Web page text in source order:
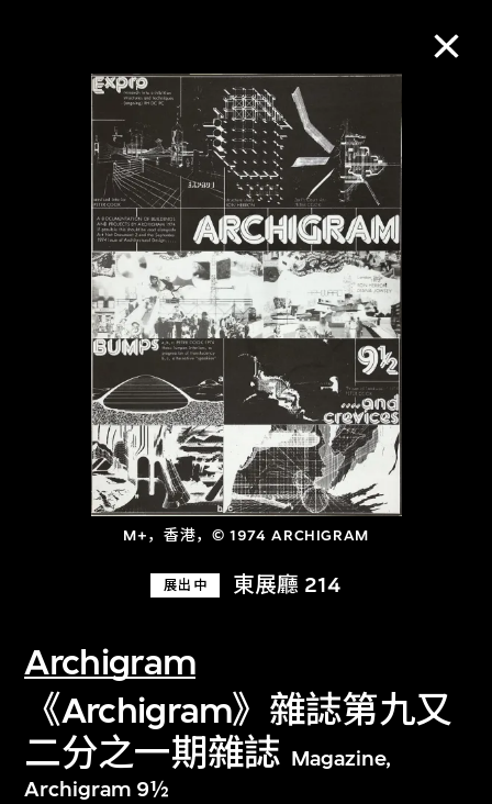
M+，香港，© 1974 ARCHIGRAM
展出中 東展廳 214
Archigram
《Archigram》雜誌第九又
二分之一期雜誌 Magazine,
Archigram 9½
M+藏品
进一步筛选
关于M+藏品
探索世界顶级的二十及二十一世纪视觉
文化藏品。